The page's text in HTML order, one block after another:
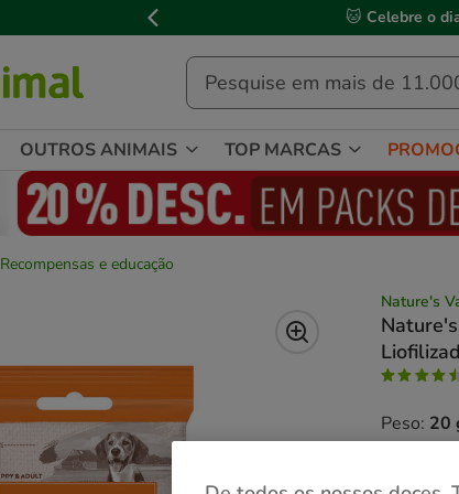
de
mensagem,
📅 Compre até às13h00 e
OUTROS ANIMAIS TOP MARCAS
Recompensas e educação
Nature's
Peso: 20